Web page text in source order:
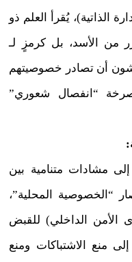
الذاتية)، يُقرأ العلم ذو
من الأسد، بل كرمزٍ لـ
أن تصادر خصوصيتهم
صرخة “انفصال شعوري”
مشادات متنامية بين
“الخصوصية المحلية”،
الأمن الداخلي) للقبض
منع الاشتباكات ومنع